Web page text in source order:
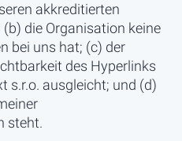
akkreditierten
die Organisation keine
bei uns hat; (c) der
des Hyperlinks
s.r.o. ausgleicht; und (d)
steht.